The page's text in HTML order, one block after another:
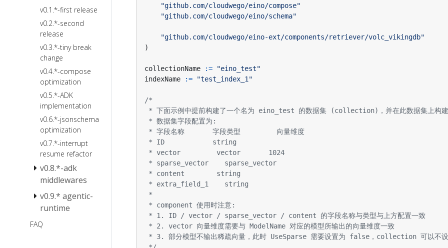
Agentkit
Sandbox
系统
FileSystem
Skill
Summarization
Reduction
PlanTask
ToolSearch
PatchToolCalls
AgentsMD
速入门
v0.1.*-first release
v0.2.*-second
release
v0.3.*-tiny break
change
v0.4.*-compose
optimization
v0.5.*-ADK
implementation
v0.6.*-jsonschema
optimization
v0.7.*-interrupt
resume refactor
v0.8.*-adk
middlewares
Eino v0.8 不兼
容更新
v0.9.* agentic-
runtime
FAQ
"github.com/cloudwego/eino/compose"
"github.com/cloudwego/eino/schema"
"github.com/cloudwego/eino-ext/components/retriever/volc_vikingdb"
)
collectionName :=
"eino_test"
indexName
:= "test_index_1"